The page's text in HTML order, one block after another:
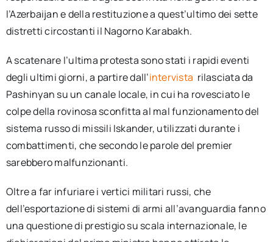
l’Azerbaijan e della restituzione a quest’ultimo dei sette
distretti circostanti il Nagorno Karabakh.
A scatenare l’ultima protesta sono stati i rapidi eventi
degli ultimi giorni, a partire dall’intervista rilasciata da
Pashinyan su un canale locale, in cui ha rovesciato le
colpe della rovinosa sconfitta al mal funzionamento del
sistema russo di missili Iskander, utilizzati durante i
combattimenti, che secondo le parole del premier
sarebbero malfunzionanti.
Oltre a far infuriare i vertici militari russi, che
dell’esportazione di sistemi di armi all’avanguardia fanno
una questione di prestigio su scala internazionale, le